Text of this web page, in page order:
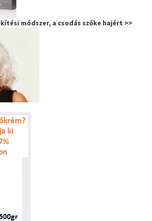
módszer, a csodás szőke hajért >>